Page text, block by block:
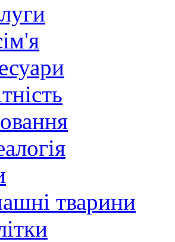
тварини